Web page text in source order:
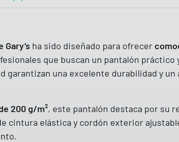
X
G
O
+
C
Gary’s ha sido diseñado para ofrecer
que buscan un pantalón práctico
garantizan una excelente durabilidad y
200 g/m², este pantalón destaca por su
cintura elástica y cordón exterior